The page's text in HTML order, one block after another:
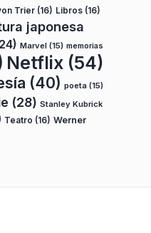
Trier (16) Libros (16)
japonesa
Marvel (15) memorias
Netflix (54)
(40) poeta (15)
(28) Stanley Kubrick
Teatro (16) Werner